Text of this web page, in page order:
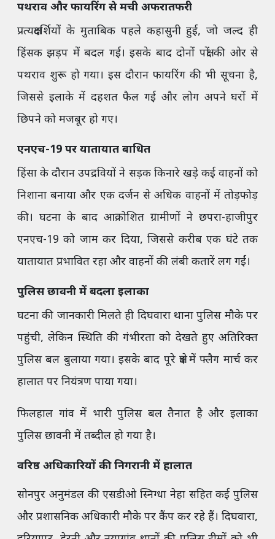
पथराव और फायरिंग से मची अफरातफरी
प्रत्यक्षदर्शियों के मुताबिक पहले कहासुनी हुई, जो जल्द ही
हिंसक झड़प में बदल गई। इसके बाद दोनों पक्षों की ओर से
पथराव शुरू हो गया। इस दौरान फायरिंग की भी सूचना है,
जिससे इलाके में दहशत फैल गई और लोग अपने घरों में
छिपने को मजबूर हो गए।
एनएच-19 पर यातायात बाधित
हिंसा के दौरान उपद्रवियों ने सड़क किनारे खड़े कई वाहनों को
निशाना बनाया और एक दर्जन से अधिक वाहनों में तोड़फोड़
की। घटना के बाद आक्रोशित ग्रामीणों ने छपरा-हाजीपुर
एनएच-19 को जाम कर दिया, जिससे करीब एक घंटे तक
यातायात प्रभावित रहा और वाहनों की लंबी कतारें लग गईं।
पुलिस छावनी में बदला इलाका
घटना की जानकारी मिलते ही दिघवारा थाना पुलिस मौके पर
पहुंची, लेकिन स्थिति की गंभीरता को देखते हुए अतिरिक्त
पुलिस बल बुलाया गया। इसके बाद पूरे क्षेत्र में फ्लैग मार्च कर
हालात पर नियंत्रण पाया गया।
फिलहाल गांव में भारी पुलिस बल तैनात है और इलाका
पुलिस छावनी में तब्दील हो गया है।
वरिष्ठ अधिकारियों की निगरानी में हालात
सोनपुर अनुमंडल की एसडीओ स्निग्धा नेहा सहित कई पुलिस
और प्रशासनिक अधिकारी मौके पर कैंप कर रहे हैं। दिघवारा,